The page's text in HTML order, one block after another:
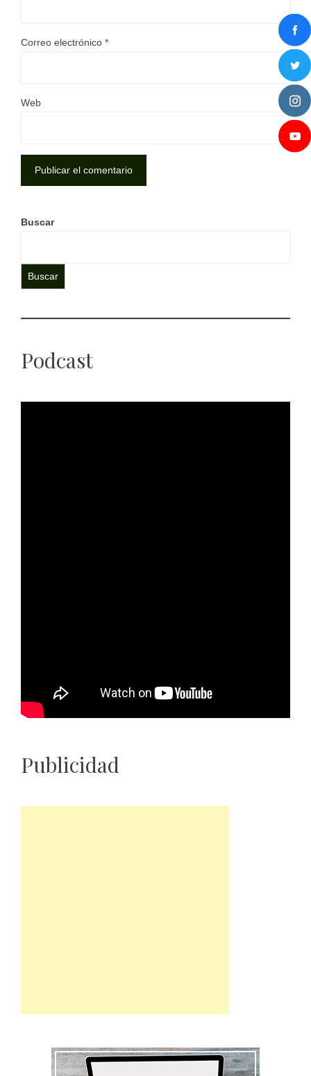
Correo electrónico *
Web
Buscar
Buscar
Podcast
Publicidad